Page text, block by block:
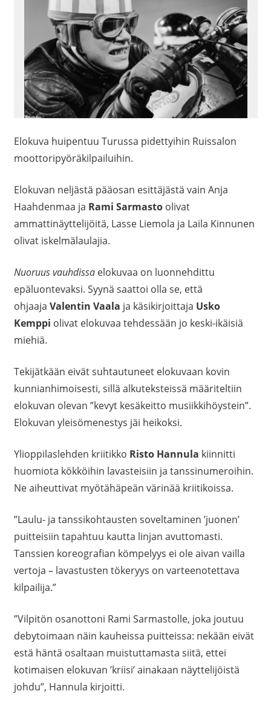
Elokuva huipentuu Turussa pidettyihin Ruissalon
moottoripyöräkilpailuihin.
Elokuvan neljästä pääosan esittäjästä vain Anja
Haahdenmaa ja Rami Sarmasto olivat
ammattinäyttelijöitä, Lasse Liemola ja Laila Kinnunen
olivat iskelmälaulajia.
Nuoruus vauhdissa elokuvaa on luonnehdittu
epäluontevaksi. Syynä saattoi olla se, että
ohjaaja Valentin Vaala ja käsikirjoittaja Usko
Kemppi olivat elokuvaa tehdessään jo keski-ikäisiä
miehiä.
Tekijätkään eivät suhtautuneet elokuvaan kovin
kunnianhimoisesti, sillä alkuteksteissä määriteltiin
elokuvan olevan ”kevyt kesäkeitto musiikkihöystein”.
Elokuvan yleisömenestys jäi heikoksi.
Ylioppilaslehden kriitikko Risto Hannula kiinnitti
huomiota kökköihin lavasteisiin ja tanssinumeroihin.
Ne aiheuttivat myötähäpeän värinää kriitikoissa.
”Laulu- ja tanssikohtausten soveltaminen ’juonen’
puitteisiin tapahtuu kautta linjan avuttomasti.
Tanssien koreografian kömpelyys ei ole aivan vailla
vertoja – lavastusten tökeryys on varteenotettava
kilpailija.”
”Vilpitön osanottoni Rami Sarmastolle, joka joutuu
debytoimaan näin kauheissa puitteissa: nekään eivät
estä häntä osaltaan muistuttamasta siitä, ettei
kotimaisen elokuvan ’kriisi’ ainakaan näyttelijöistä
johdu”, Hannula kirjoitti.